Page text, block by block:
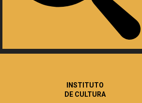
INSTITUTO
DE CULTURA